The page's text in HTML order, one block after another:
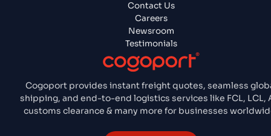
Cogoport provides instant freight quotes, seamless
shipping, and end-to-end logistics services like FCL, LCL,
customs clearance & many more for businesses
Contact Us
Careers
Newsroom
Testimonials